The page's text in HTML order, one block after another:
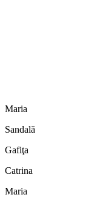
Maria
Sandală
Gafiţa
Catrina
Maria